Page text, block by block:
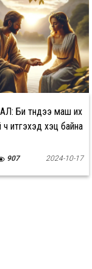
Би түүндээ маш их
итгэхэд хэцүү байна
907 2024-10-17